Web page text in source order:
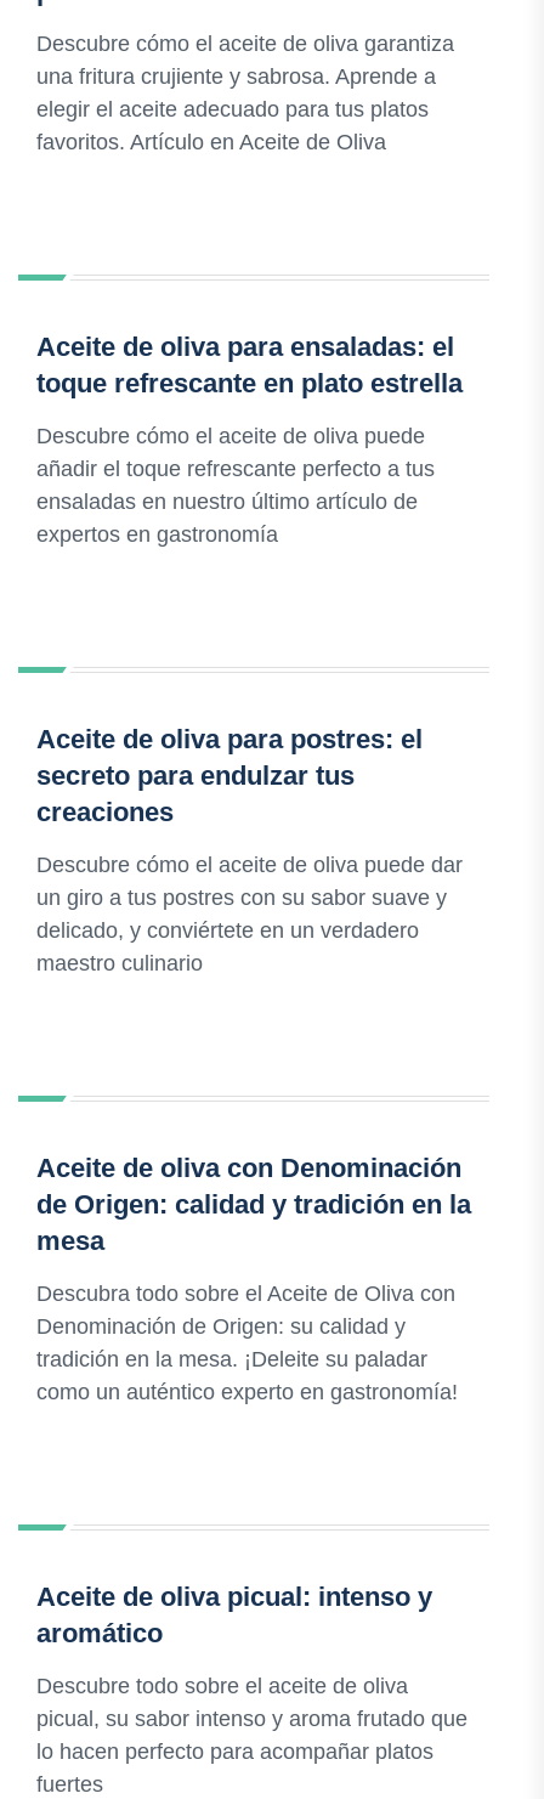
Descubre cómo el aceite de oliva garantiza
una fritura crujiente y sabrosa. Aprende a
elegir el aceite adecuado para tus platos
favoritos. Artículo en Aceite de Oliva
Aceite de oliva para ensaladas: el
toque refrescante en plato estrella
Descubre cómo el aceite de oliva puede
añadir el toque refrescante perfecto a tus
ensaladas en nuestro último artículo de
expertos en gastronomía
Aceite de oliva para postres: el
secreto para endulzar tus
creaciones
Descubre cómo el aceite de oliva puede dar
un giro a tus postres con su sabor suave y
delicado, y conviértete en un verdadero
maestro culinario
Aceite de oliva con Denominación
de Origen: calidad y tradición en la
mesa
Descubra todo sobre el Aceite de Oliva con
Denominación de Origen: su calidad y
tradición en la mesa. ¡Deleite su paladar
como un auténtico experto en gastronomía!
Aceite de oliva picual: intenso y
aromático
Descubre todo sobre el aceite de oliva
picual, su sabor intenso y aroma frutado que
lo hacen perfecto para acompañar platos
fuertes